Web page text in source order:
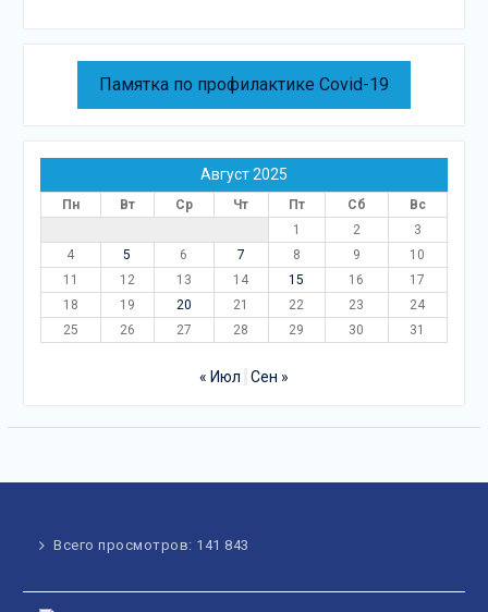
Памятка по профилактике Covid-19
Август 2025
Пн Вт Ср Чт Пт Сб
Вс
1
2
3
4
5 6 7 8 9
10
11
12 13 14 15 16
17
18
19 20 21 22 23
24
25
26 27 28 29 30 31
« Июл Сен »
Всего просмотров: 141 843